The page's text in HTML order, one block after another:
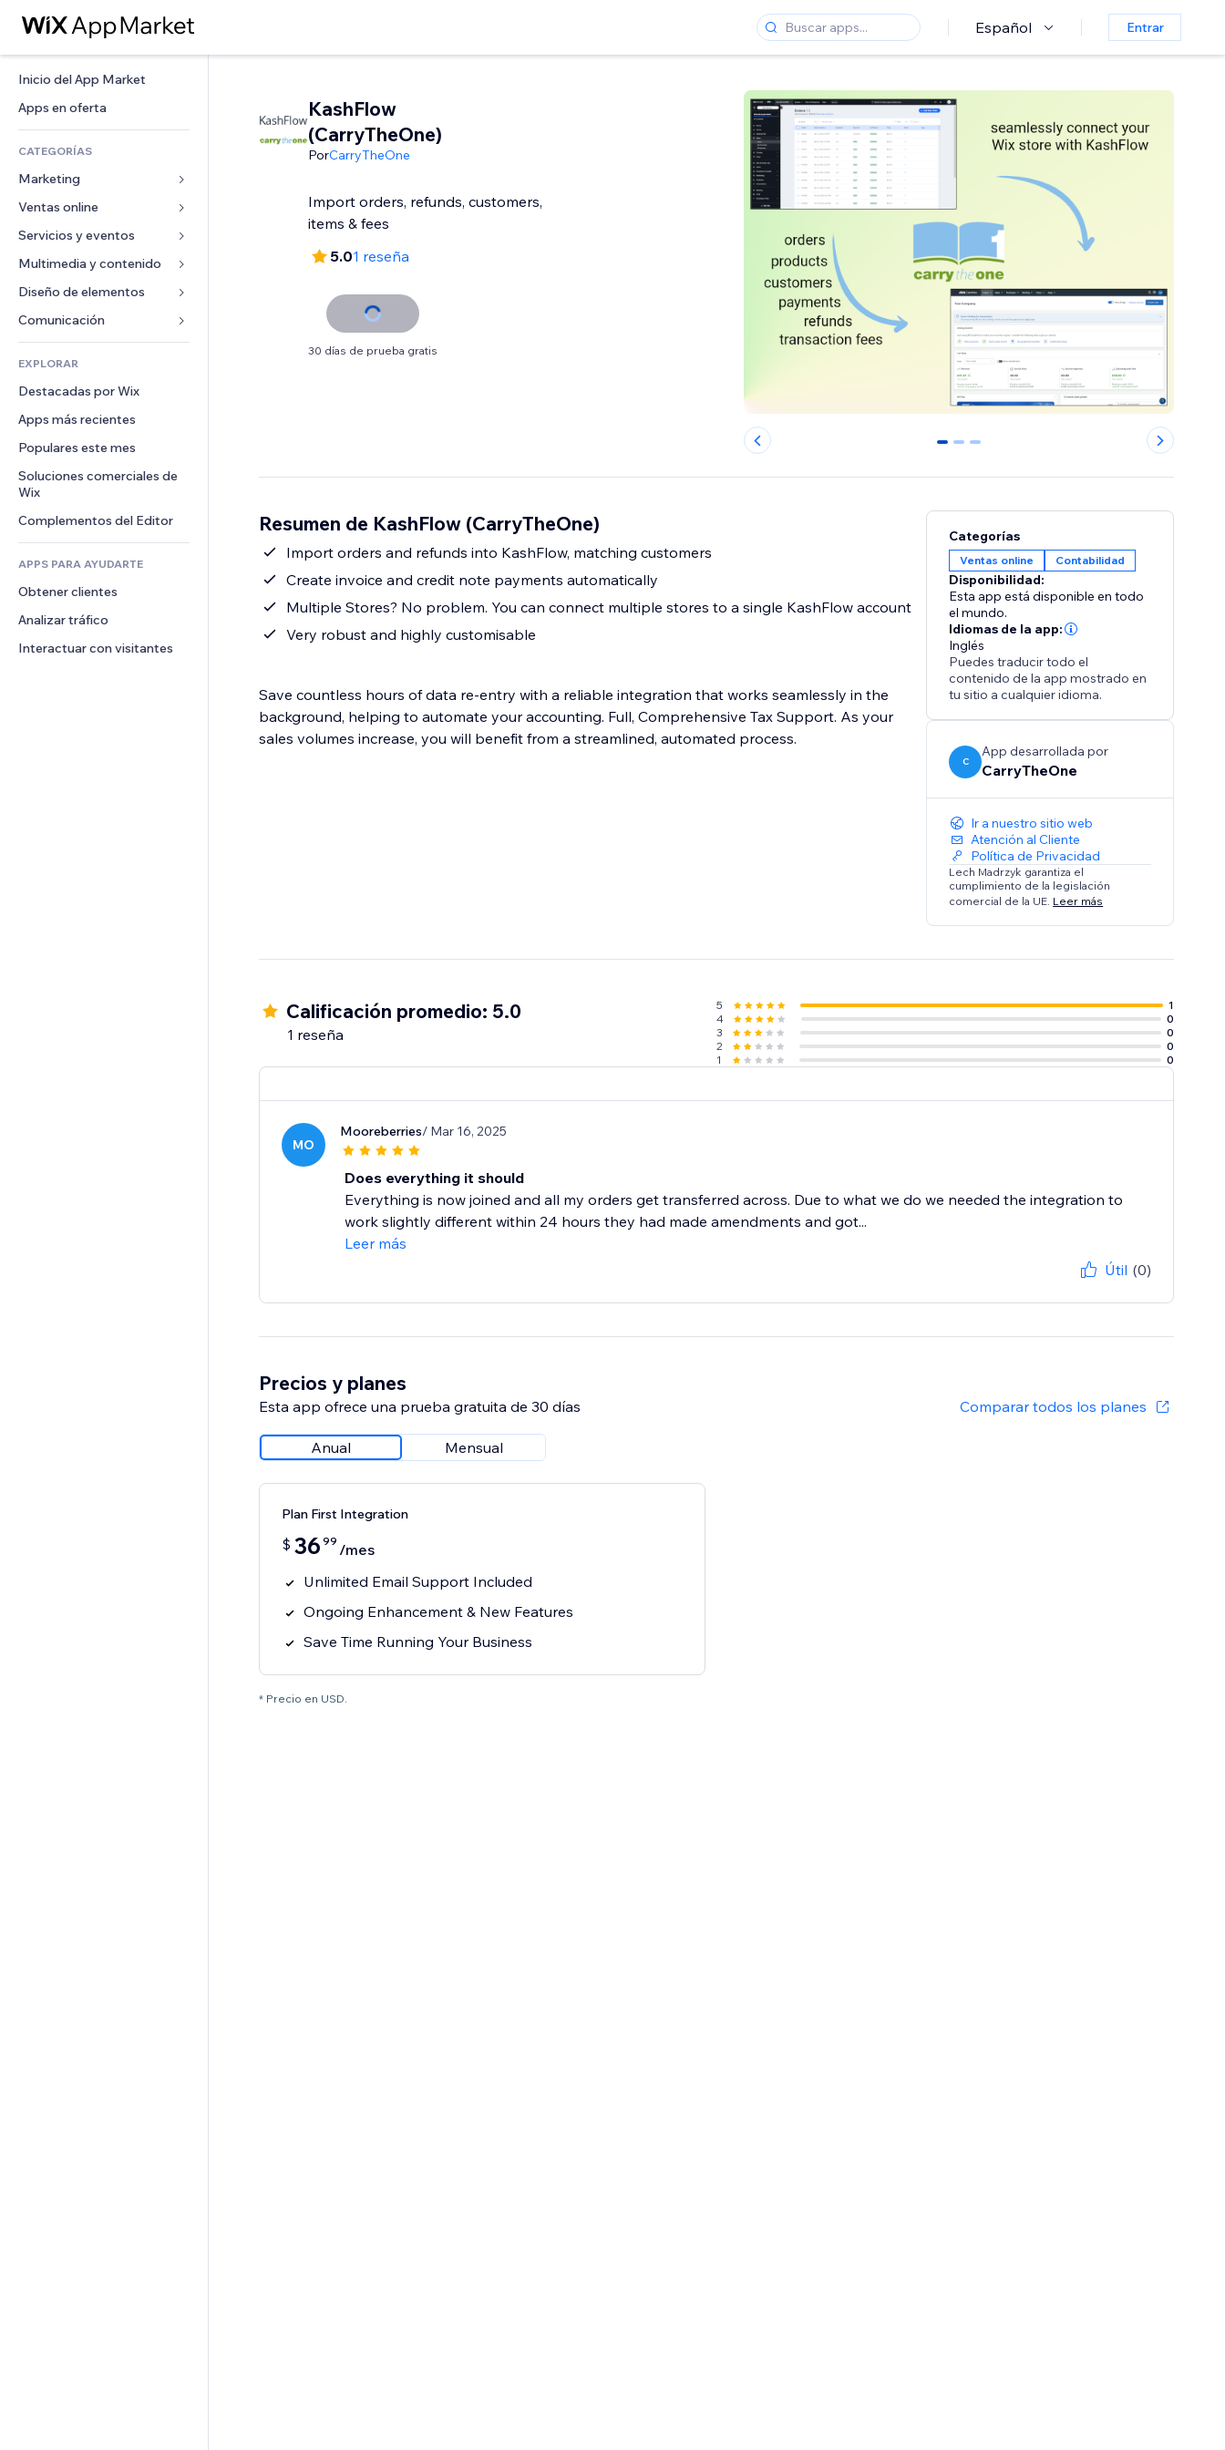
Español Entrar
Inicio del App Market
Apps en oferta
CATEGORÍAS
Marketing
Anuncios
Móvil
Analíticas
Anuncios del sitio
Email
Ventas online
Apps para tiendas
Envíos y entregas
Botones de venta
Contabilidad
Cupones y fidelización
Almacenamiento de mercancía
Crowdfunding
Alimentos y bebidas
Servicios y eventos
Hoteles
Eventos
Restaurantes
Inmobiliarias
Reservas
Multimedia y contenido
Galerías
Música
Pódcast
Fotografía
Video
PDF
Compartir archivos
Noticias
Servicios de contenido
Efectos de texto
Diseño de elementos
Mapas y navegación
Privacidad y seguridad
Reloj
Plantillas para páginas
Efectos de imágenes
Botones y menús
Banners e insignias
Calculadoras
Buscar
Formularios
Encuestas
Chat
Comentarios
Teléfono
Comunidad
Reseñas y testimonios
EXPLORAR
Destacadas por Wix
Apps más recientes
Populares este mes
Soluciones comerciales de
Wix
Complementos del Editor
APPS PARA AYUDARTE
Obtener clientes
Analizar tráfico
Interactuar con visitantes
KashFlow
(CarryTheOne)
PorCarryTheOne
Import orders, refunds, customers,
items & fees
5.01 reseña
30 días de prueba gratis
0 1 2
Resumen de KashFlow (CarryTheOne)
Import orders and refunds into KashFlow, matching customers
Create invoice and credit note payments automatically
Multiple Stores? No problem. You can connect multiple stores to a single KashFlow account
Very robust and highly customisable
Save countless hours of data re-entry with a reliable integration that works seamlessly in the
background, helping to automate your accounting. Full, Comprehensive Tax Support. As your
sales volumes increase, you will benefit from a streamlined, automated process.
Categorías
Ventas online Contabilidad
Disponibilidad:
Esta app está disponible en todo
el mundo.
Idiomas de la app:
Inglés
Puedes traducir todo el
contenido de la app mostrado en
tu sitio a cualquier idioma.
C
App desarrollada por
CarryTheOne
Ir a nuestro sitio web
Atención al Cliente
Política de Privacidad
Lech Madrzyk garantiza el
cumplimiento de la legislación
comercial de la UE. Leer más
Calificación promedio: 5.0
1 reseña
5
1
4
0
3
0
2
0
1
0
MO
Mooreberries/ Mar 16, 2025
Does everything it should
Everything is now joined and all my orders get transferred across. Due to what we do we needed the integration to
work slightly different within 24 hours they had made amendments and got...
Leer más
Útil (0)
Precios y planes
Esta app ofrece una prueba gratuita de 30 días Comparar todos los planes
Anual Mensual
Plan First Integration
$ 36 99 /mes
Unlimited Email Support Included
Ongoing Enhancement & New Features
Save Time Running Your Business
* Precio en USD.